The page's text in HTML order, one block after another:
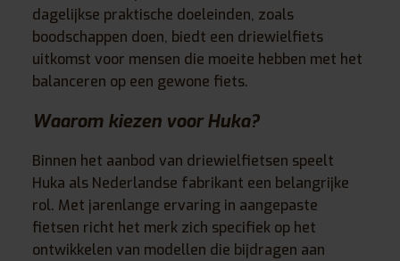
dagelijkse praktische doeleinden, zoals
boodschappen doen, biedt een driewielfiets
uitkomst voor mensen die moeite hebben met het
balanceren op een gewone fiets.
Waarom kiezen voor Huka?
Binnen het aanbod van driewielfietsen speelt
Huka als Nederlandse fabrikant een belangrijke
rol. Met jarenlange ervaring in aangepaste
fietsen richt het merk zich specifiek op het
ontwikkelen van modellen die bijdragen aan